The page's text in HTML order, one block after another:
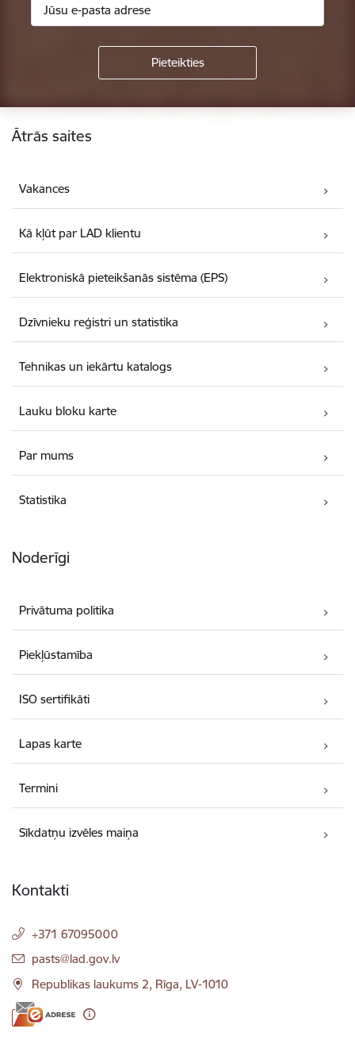
Kājene
Ātrās saites
Vakances
Kā kļūt par LAD klientu
Elektroniskā pieteikšanās sistēma (EPS)
Dzīvnieku reģistri un statistika
Tehnikas un iekārtu katalogs
Lauku bloku karte
Par mums
Statistika
Noderīgi
Privātuma politika
Piekļūstamība
ISO sertifikāti
Lapas karte
Termini
Sīkdatņu izvēles maiņa
Kontakti
+371 67095000
E-pasts:
pasts@lad.gov.lv
Republikas laukums 2, Rīga, LV-1010